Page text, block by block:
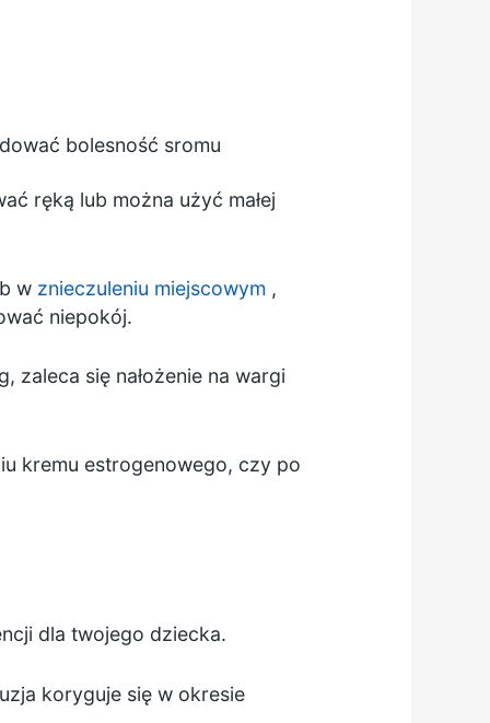
bolesność sromu
ręką lub można użyć małej
w znieczuleniu miejscowym ,
niepokój.
zaleca się nałożenie na wargi
kremu estrogenowego, czy po
dla twojego dziecka.
koryguje się w okresie